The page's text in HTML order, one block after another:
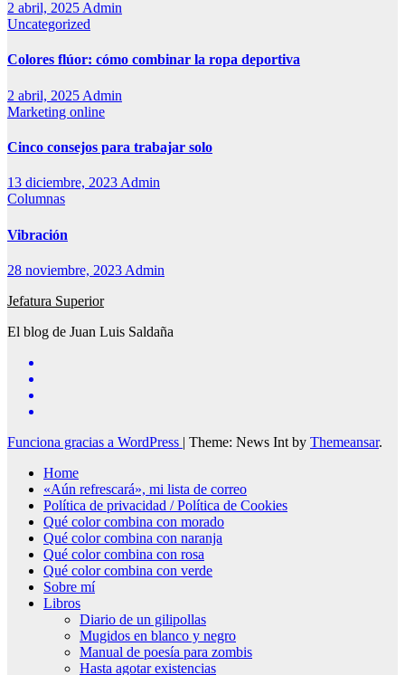
2 abril, 2025 Admin
Uncategorized
Colores flúor: cómo combinar la ropa deportiva
2 abril, 2025 Admin
Marketing online
Cinco consejos para trabajar solo
13 diciembre, 2023 Admin
Columnas
Vibración
28 noviembre, 2023 Admin
Jefatura Superior
El blog de Juan Luis Saldaña
Funciona gracias a WordPress | Theme: News Int by Themeansar.
Home
«Aún refrescará», mi lista de correo
Política de privacidad / Política de Cookies
Qué color combina con morado
Qué color combina con naranja
Qué color combina con rosa
Qué color combina con verde
Sobre mí
Libros
Diario de un gilipollas
Mugidos en blanco y negro
Manual de poesía para zombis
Hasta agotar existencias